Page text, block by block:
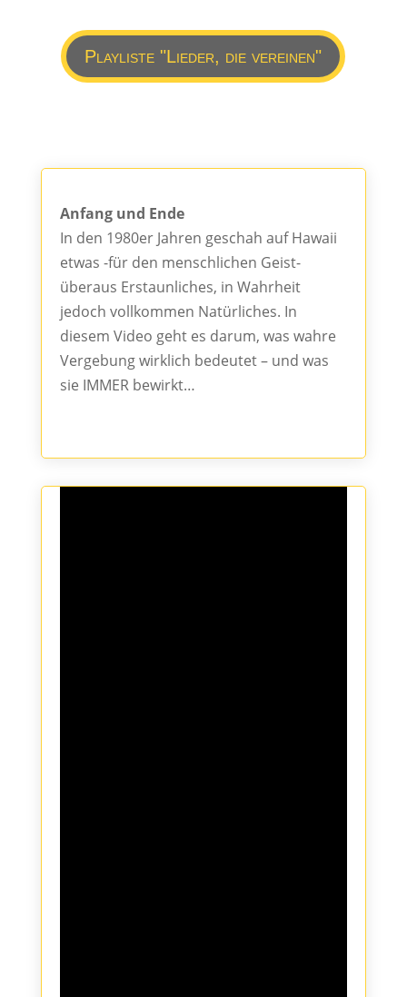
Playliste "Lieder, die vereinen"
Anfang und Ende
In den 1980er Jahren geschah auf Hawaii
etwas -für den menschlichen Geist-
überaus Erstaunliches, in Wahrheit
jedoch vollkommen Natürliches. In
diesem Video geht es darum, was wahre
Vergebung wirklich bedeutet – und was
sie IMMER bewirkt…